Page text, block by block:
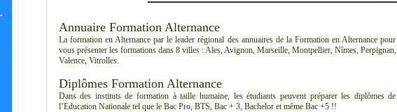
Annuaire Formation Alternance
La formation en Alternance par le leader régional des annuaires de la Formation en Alternance pour
vous présenter les formations dans 8 villes : Ales, Avignon, Marseille, Montpellier, Nîmes, Perpignan,
Valence, Vitrolles.
Diplômes Formation Alternance
Dans des instituts de formation à taille humaine, les étudiants peuvent préparer les diplômes de
l’Education Nationale tel que le Bac Pro, BTS, Bac + 3, Bachelor et même Bac +5 !!